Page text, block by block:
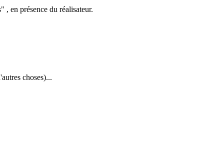
en présence du réalisateur.
choses)...